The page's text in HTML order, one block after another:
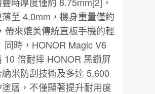
至 4.0mm，機身重量僅約
帶來媲美傳統直板手機的輕
同時，HONOR Magic V6
10 倍耐摔 HONOR 黑鑽屏
米防刮技術及多達 5,600
層，不僅顯著提升耐用度